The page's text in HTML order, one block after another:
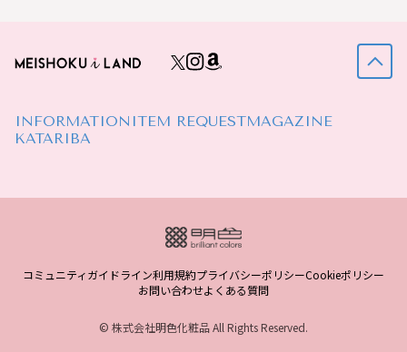
INFORMATION ITEM REQUESTMAGAZINE
KATARIBA
コミュニティガイドライン利用規約プライバシーポリシーCookieポリシー
お問い合わせよくある質問
© 株式会社明色化粧品 All Rights Reserved.